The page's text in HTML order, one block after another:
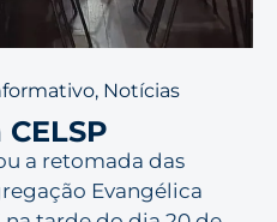
, Notícias
a retomada das
Evangélica